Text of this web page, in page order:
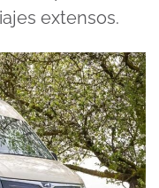
extensos.